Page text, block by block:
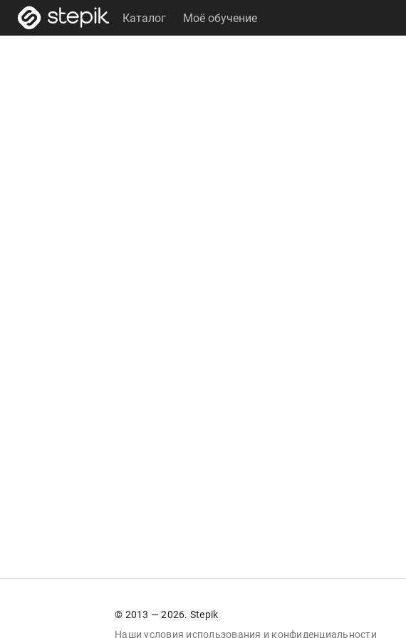
Каталог Моё обучение
© 2013 — 2026. Stepik
Наши условия использования и конфиденциальности